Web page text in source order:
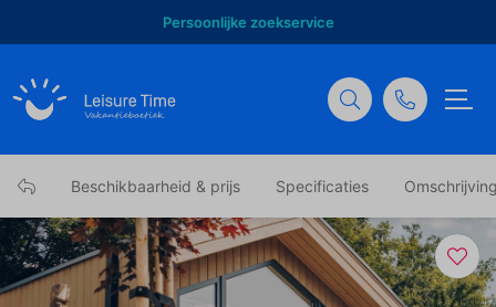
Persoonlijke zoekservice
Beschikbaarheid & prijs Specificaties